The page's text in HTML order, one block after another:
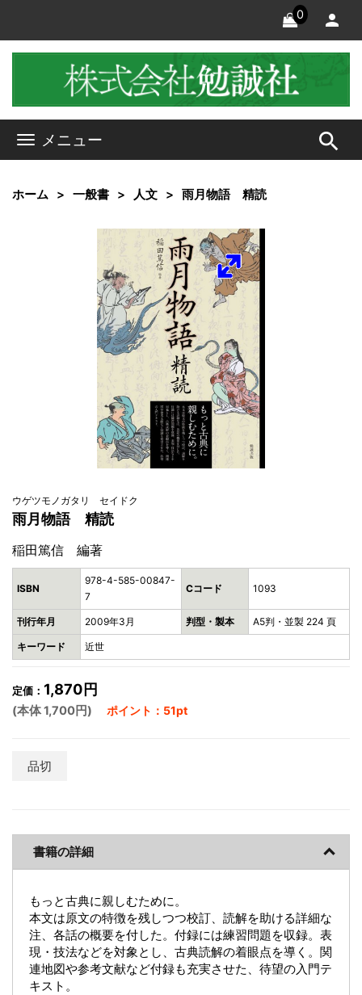
0
メニュー search
ホーム 一般書 人文 雨月物語 精読
ウゲツモノガタリ セイドク
雨月物語 精読
稲田篤信 編著
ISBN
978-4-585-00847-
7
Cコード 1093
刊行年月 2009年3月 判型・製本 A5判・並製 224 頁
キーワード 近世
定価： 1,870円
(本体 1,700円) ポイント：51pt
品切
書籍の詳細
もっと古典に親しむために。
本文は原文の特徴を残しつつ校訂、読解を助ける詳細な
注、各話の概要を付した。付録には練習問題を収録。表
現・技法などを対象とし、古典読解の着眼点を導く。関
連地図や参考文献など付録も充実させた、待望の入門テ
キスト。